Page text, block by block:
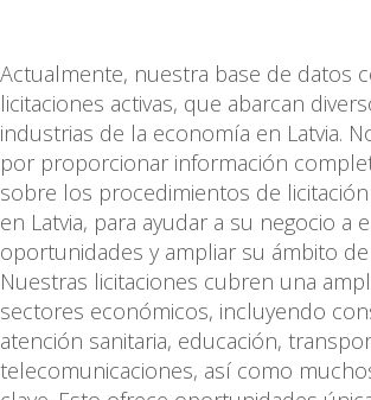
Actualmente, nuestra base de datos
licitaciones activas, que abarcan
industrias de la economía en Latvia.
por proporcionar información
sobre los procedimientos de
en Latvia, para ayudar a su negocio a
oportunidades y ampliar su ámbito de
Nuestras licitaciones cubren una
sectores económicos, incluyendo
atención sanitaria, educación,
telecomunicaciones, así como